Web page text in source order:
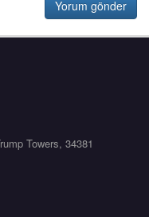
Towers, 34381